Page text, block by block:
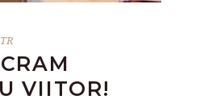
VIITOR!